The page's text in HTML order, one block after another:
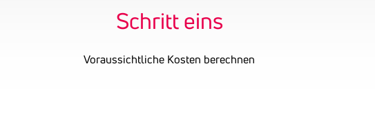
Schritt eins
Voraussichtliche Kosten berechnen